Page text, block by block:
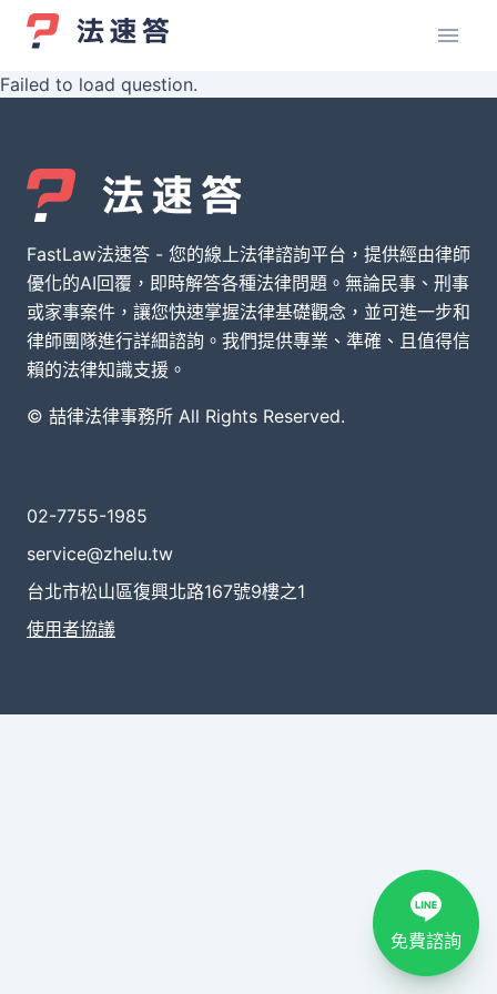
Failed to load question.
FastLaw法速答 - 您的線上法律諮詢平台，提供經由律師
優化的AI回覆，即時解答各種法律問題。無論民事、刑事
或家事案件，讓您快速掌握法律基礎觀念，並可進一步和
律師團隊進行詳細諮詢。我們提供專業、準確、且值得信
賴的法律知識支援。
© 喆律法律事務所 All Rights Reserved.
02-7755-1985
service@zhelu.tw
台北市松山區復興北路167號9樓之1
使用者協議
免費諮詢